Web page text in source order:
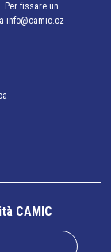
Per fissare un
info@camic.cz
CAMIC